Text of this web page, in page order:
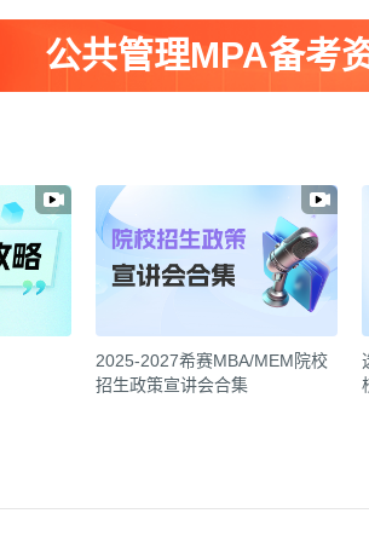
公共管理MPA备考
2025-2027希赛MBA/MEM院校
招生政策宣讲会合集